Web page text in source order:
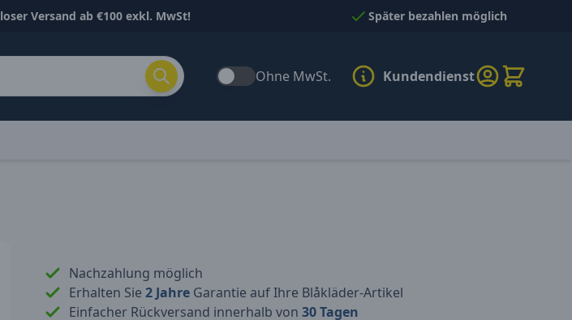
Versand ab €100 exkl. MwSt! Später bezahlen möglich
Ohne MwSt. Kundendienst
Nachzahlung möglich
Erhalten Sie 2 Jahre Garantie auf Ihre Blåkläder-Artikel
Einfacher Rückversand innerhalb von 30 Tagen